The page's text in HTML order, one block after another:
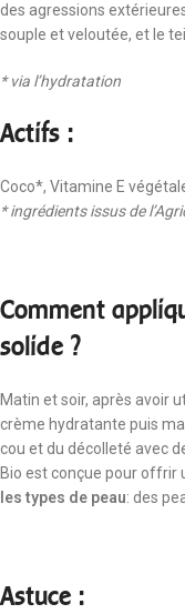
des agressions
souple et veloutée, et le
* via l’hydratation
Actifs :
Coco*, Vitamine E
* ingrédients issus de
Comment
solide ?
Matin et soir, après avoir
crème hydratante puis
cou et du décolleté avec
Bio est conçue pour offrir
les types de peau: des
Astuce :